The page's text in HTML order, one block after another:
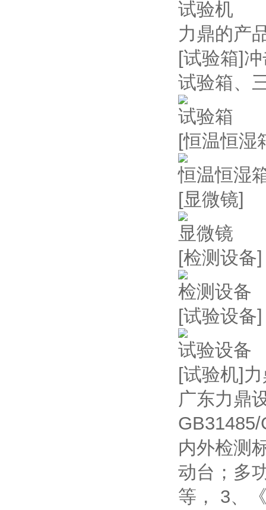
试验机
力鼎的产
[试验箱]
试验箱、
试验箱
[恒温恒湿
恒温恒湿
[显微镜]
显微镜
[检测设备]
检测设备
[试验设备]
试验设备
[试验机]
广东力鼎
内外检测
动台；多
等， 3、